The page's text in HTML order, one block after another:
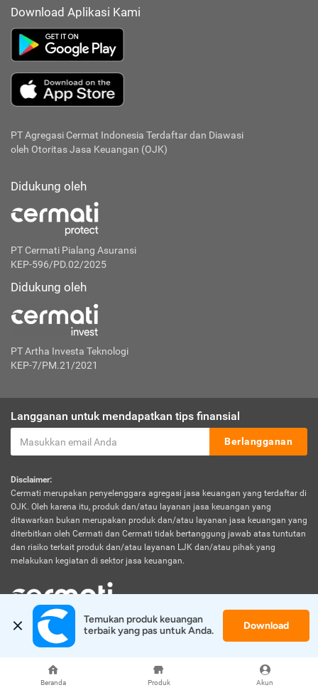
Beranda Produk Akun
Download Aplikasi Kami
PT Agregasi Cermat Indonesia Terdaftar dan Diawasi
oleh Otoritas Jasa Keuangan (OJK)
Didukung oleh
PT Cermati Pialang Asuransi
KEP-596/PD.02/2025
Didukung oleh
PT Artha Investa Teknologi
KEP-7/PM.21/2021
Langganan untuk mendapatkan tips finansial
Berlangganan
Disclaimer:
Cermati merupakan penyelenggara agregasi jasa keuangan yang terdaftar di
OJK. Oleh karena itu, produk dan/atau layanan jasa keuangan yang
ditawarkan bukan merupakan produk dan/atau layanan jasa keuangan yang
diterbitkan oleh Cermati dan Cermati tidak bertanggung jawab atas tuntutan
dan risiko terkait produk dan/atau layanan LJK dan/atau pihak yang
melakukan kegiatan di sektor jasa keuangan.
© 2026 Cermati. All Rights Reserved.
Temukan produk keuangan
terbaik yang pas untuk Anda.
Download